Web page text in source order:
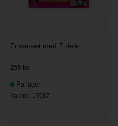
Frisørsæt med 7 dele
259 kr.
På lager
Varenr.: 17087